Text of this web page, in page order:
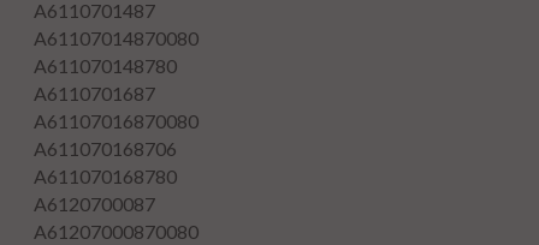
A6110701487
A61107014870080
A611070148780
A6110701687
A61107016870080
A611070168706
A611070168780
A6120700087
A61207000870080